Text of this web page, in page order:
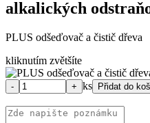
alkalických
PLUS odšeďovač a čistič dřeva
kliknutím zvětšíte
ks